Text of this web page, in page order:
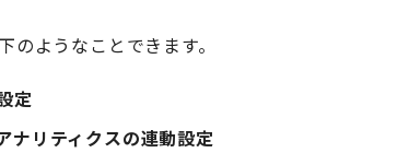
のようなことできます。
定
ナリティクスの連動設定